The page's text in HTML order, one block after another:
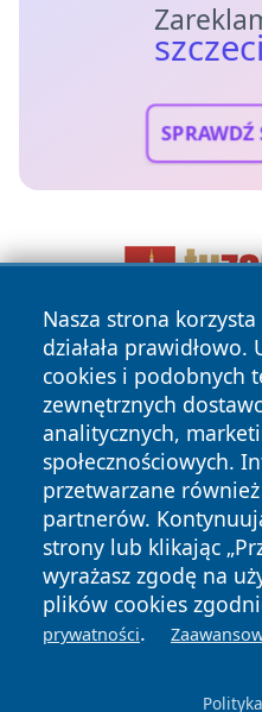
SPRAWDŹ
Nasza strona
działała
cookies i podobnych
zewnętrznych
analitycznych,
społecznościowych.
przetwarzane
partnerów.
strony lub klikając
wyrażasz zgodę na
plików cookies
prywatności.
Copyright © 2026
News Autorzy
Polityka